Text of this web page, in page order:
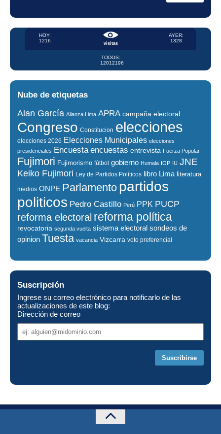
visitas
HOY:
1216
AYER:
1328
TODOS:
12012196
Nube de etiquetas
Alan García Alianza Lima APRA campaña electoral
Congreso Constitucion elecciones
elecciones 2026 Elecciones Municipales elecciones
presidenciales
Encuesta encuestas entrevista Fuerza Popular
Fujimori Fujimorismo fútbol gobierno Humala IOP IU JNE
Keiko Fujimori Ley de Partidos Políticos libro Lima literatura
medios ONPE Parlamento partidos
politicos Pedro Castillo Perú PPK PUCP
reforma electoral reforma política
revocatoria segunda vuelta sistema electoral sondeos de
opinion Tuesta vacancia Vizcarra voto preferencial
Suscripción
Ingrese su correo electrónico para notificarlo de las
actualizaciones de este blog:
Dirección de correo
de